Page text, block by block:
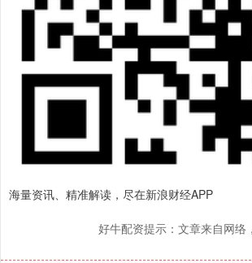
海量资讯、精准解读，尽在新浪财经APP
好牛配资提示：文章来自网络